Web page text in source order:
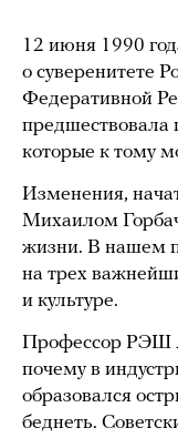
12 июня 1990
о суверенитете
Федеративной
которые к тому
Изменения,
Михаилом
жизни. В нашем
на трех
и культуре.
Профессор РЭШ
почему в
образовался
беднеть.